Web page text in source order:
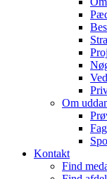
Om
Kontakt
Find